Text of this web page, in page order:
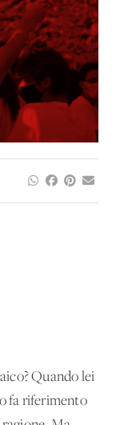
Quando lei
fa riferimento